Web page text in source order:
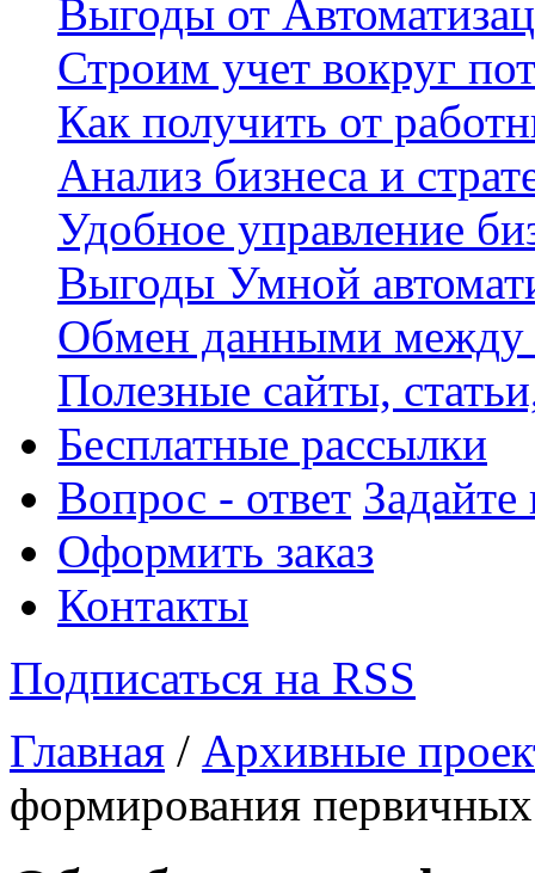
Выгоды от
Строим учет вокруг
Как получить от
Анализ бизнеса и
Удобное управление
Выгоды Умной
Обмен данными между
Полезные сайты,
Бесплатные рассылки
Вопрос - ответ
Оформить заказ
Контакты
Подписаться на RSS
Главная / Архивные
формирования